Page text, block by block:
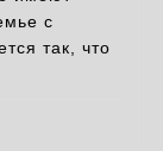
с
так, что